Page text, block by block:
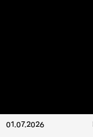
01.07.2026